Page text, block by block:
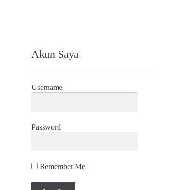
Akun Saya
Username
Password
Remember Me